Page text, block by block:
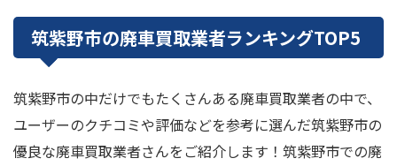
筑紫野市の廃車買取業者ランキングTOP5
筑紫野市の中だけでもたくさんある廃車買取業者の中で、
ユーザーのクチコミや評価などを参考に選んだ筑紫野市の
優良な廃車買取業者さんをご紹介します！筑紫野市での廃